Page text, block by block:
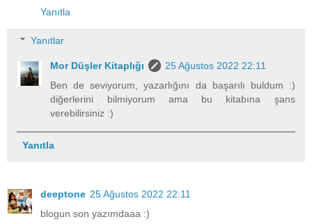
Yanıtla
Yanıtlar
Mor Düşler Kitaplığı
25 Ağustos 2022 22:11
Ben de seviyorum, yazarlığını da başarılı buldum :)
diğerlerini bilmiyorum ama bu kitabına şans
verebilirsiniz :)
Yanıtla
deeptone 25 Ağustos 2022 22:11
blogun son yazımdaaa :)